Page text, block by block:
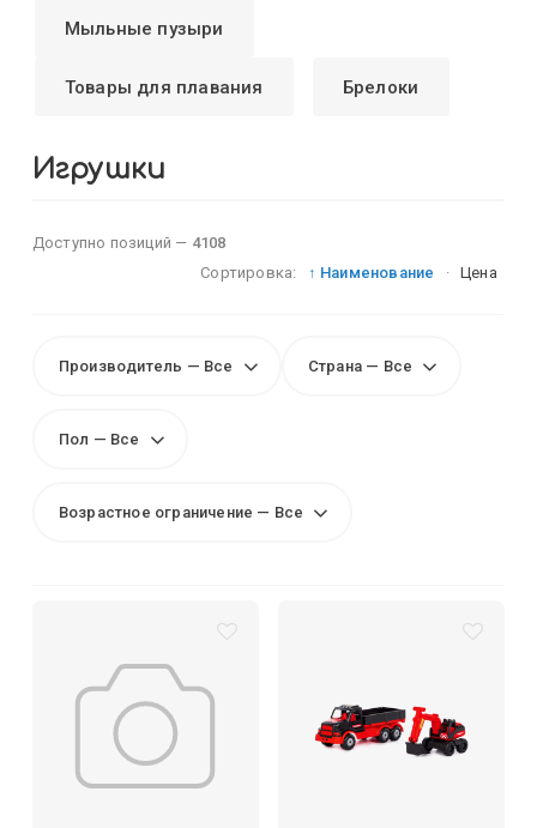
Мыльные пузыри
Товары для плавания Брелоки
Игрушки
Доступно позиций — 4108
Сортировка:
↑ Наименование · Цена
Производитель — Все Страна — Все
Пол — Все
Возрастное ограничение — Все